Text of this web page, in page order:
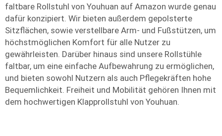
faltbare Rollstuhl von Youhuan auf Amazon wurde genau
dafür konzipiert. Wir bieten außerdem gepolsterte
Sitzflächen, sowie verstellbare Arm- und Fußstützen, um
höchstmöglichen Komfort für alle Nutzer zu
gewährleisten. Darüber hinaus sind unsere Rollstühle
faltbar, um eine einfache Aufbewahrung zu ermöglichen,
und bieten sowohl Nutzern als auch Pflegekräften hohe
Bequemlichkeit. Freiheit und Mobilität gehören Ihnen mit
dem hochwertigen Klapprollstuhl von Youhuan.